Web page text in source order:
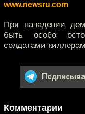
www.newsru.com
При нападении
быть особо
солдатами-
Комментарии